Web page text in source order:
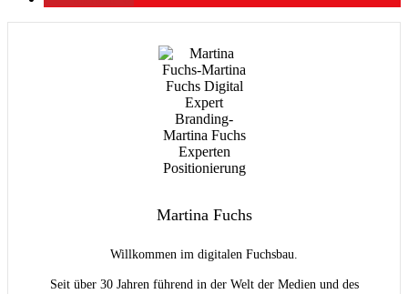
Martina Fuchs
Willkommen im digitalen Fuchsbau.
Seit über 30 Jahren führend in der Welt der Medien und des